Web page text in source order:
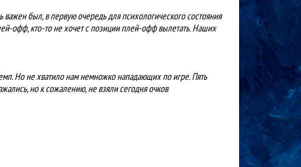
был, в первую очередь для психологического состояния
офф, кто-то не хочет с позиции плей-офф вылетать. Наших
Но не хватило нам немножко нападающих по игре. Пять
но к сожалению, не взяли сегодня очков